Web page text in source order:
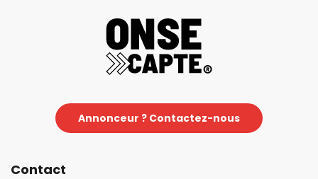
Annonceur ? Contactez-nous
Contact